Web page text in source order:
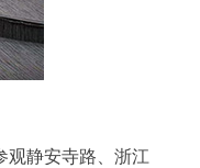
观静安寺路、浙江